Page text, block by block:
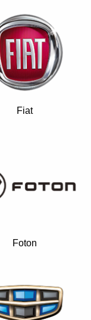
Fiat
Foton